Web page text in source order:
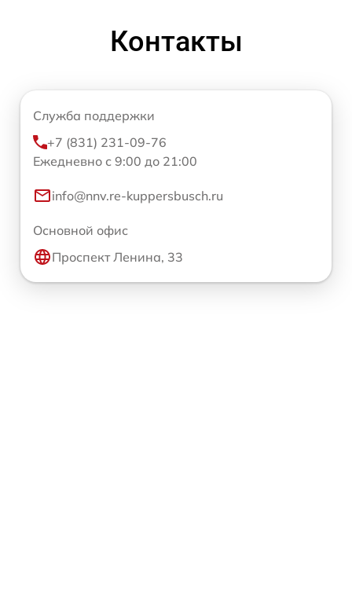
Контакты
Служба поддержки
+7 (831) 231-09-76
Ежедневно с 9:00 до 21:00
info@nnv.re-kuppersbusch.ru
Основной офис
Проспект Ленина, 33